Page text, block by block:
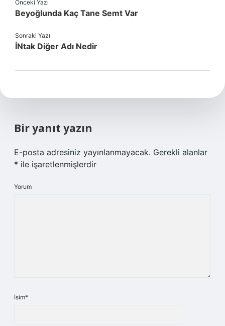
Önceki Yazı
Beyoğlunda Kaç Tane Semt Var
Sonraki Yazı
İNtak Diğer Adı Nedir
Bir yanıt yazın
E-posta adresiniz yayınlanmayacak. Gerekli alanlar
* ile işaretlenmişlerdir
Yorum
İsim*